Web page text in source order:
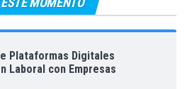
Plataformas Digitales
Laboral con Empresas